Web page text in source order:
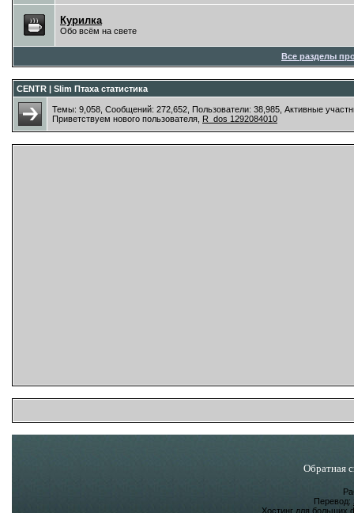
Курилка
Обо всём на свете
Все разделы
CENTR | Slim Птаха статистика
Темы: 9,058, Сообщений: 272,652, Пользователи: 38,985, Активные
Приветствуем нового пользователя, R_dos 1292084010
Обратная
Перевод:
Хостинг для больших